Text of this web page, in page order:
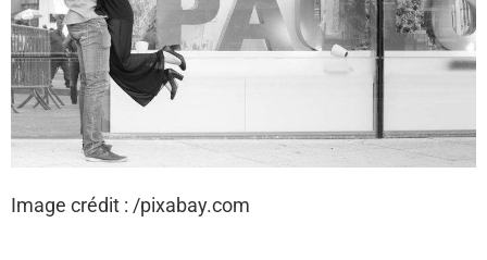
Image crédit : /pixabay.com